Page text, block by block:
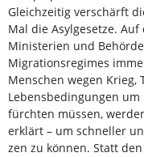
Gleichzeitig verschärft
Mal die Asylgesetze.
Ministerien und
Migrationsregimes
Menschen wegen
Lebensbedingungen
fürchten müssen,
erklärt – um schneller
zen zu können. Statt